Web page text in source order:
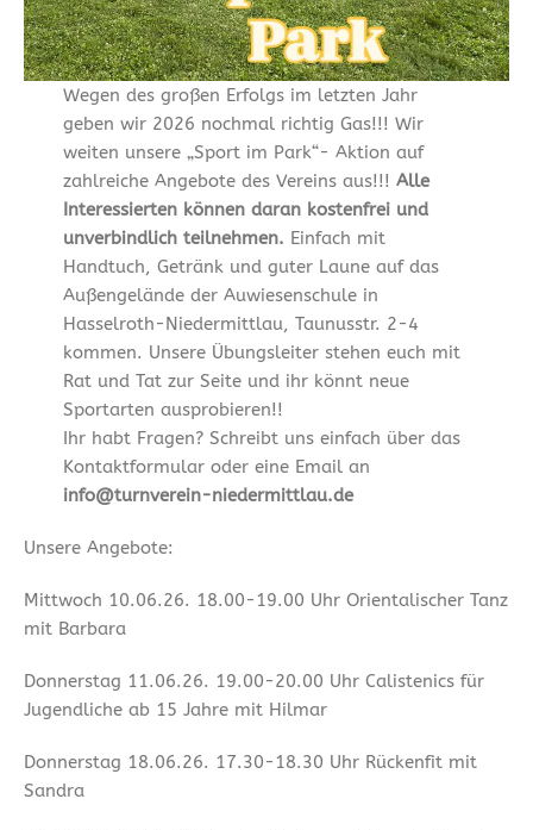
Wegen des großen Erfolgs im letzten Jahr
geben wir 2026 nochmal richtig Gas!!! Wir
weiten unsere „Sport im Park“- Aktion auf
zahlreiche Angebote des Vereins aus!!! Alle
Interessierten können daran kostenfrei und
unverbindlich teilnehmen. Einfach mit
Handtuch, Getränk und guter Laune auf das
Außengelände der Auwiesenschule in
Hasselroth-Niedermittlau, Taunusstr. 2-4
kommen. Unsere Übungsleiter stehen euch mit
Rat und Tat zur Seite und ihr könnt neue
Sportarten ausprobieren!!
Ihr habt Fragen? Schreibt uns einfach über das
Kontaktformular oder eine Email an
info@turnverein-niedermittlau.de
Unsere Angebote:
Mittwoch 10.06.26. 18.00-19.00 Uhr Orientalischer Tanz
mit Barbara
Donnerstag 11.06.26. 19.00-20.00 Uhr Calistenics für
Jugendliche ab 15 Jahre mit Hilmar
Donnerstag 18.06.26. 17.30-18.30 Uhr Rückenfit mit
Sandra